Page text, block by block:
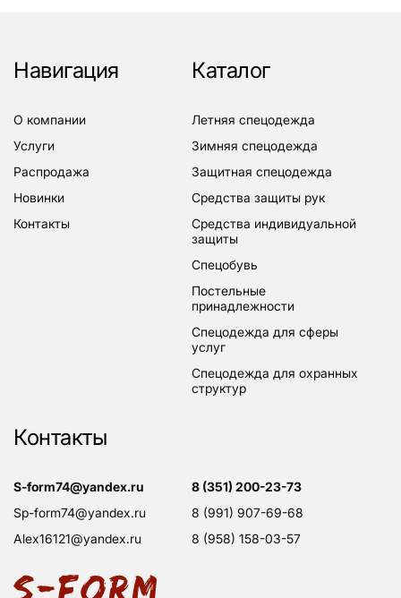
Навигация
о компании
услуги
распродажа
новинки
контакты
Каталог
летняя спецодежда
зимняя спецодежда
защитная спецодежда
средства защиты рук
средства индивидуальной
защиты
спецобувь
постельные
принадлежности
спецодежда для сферы
услуг
спецодежда для охранных
структур
Контакты
s-form74@yandex.ru
sp-form74@yandex.ru
alex16121@yandex.ru
8 (351) 200-23-73
8 (991) 907-69-68
8 (958) 158-03-57